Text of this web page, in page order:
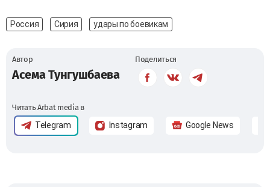
Россия Сирия удары по боевикам
Автор
Асема Тунгушбаева
Поделиться
Читать Arbat media в
Telegram Instagram Google News